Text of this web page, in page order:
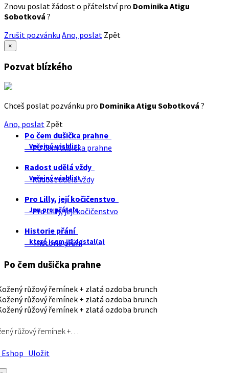
Znovu poslat žádost o přátelství pro Dominika Atigu
Sobotková ?
Zrušit pozvánku Ano, poslat Zpět
×
Pozvat blízkého
Chceš poslat pozvánku pro Dominika Atigu Sobotková ?
Ano, poslat Zpět
Po čem dušička prahne
Veřejný wishlist
Po čem dušička prahne
Radost udělá vždy
Veřejný wishlist
Radost udělá vždy
Pro Lilly, její kočičenstvo
Jen pro přátele
Pro Lilly, její kočičenstvo
Historie přání
které jsem již dostal(a)
Historie přání
Po čem dušička prahne
růžový řemínek +…
Uložit